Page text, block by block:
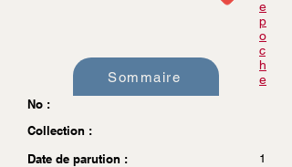
e
p
o
c
h
e
No :
Collection :
Date de parution :
1
Sommaire